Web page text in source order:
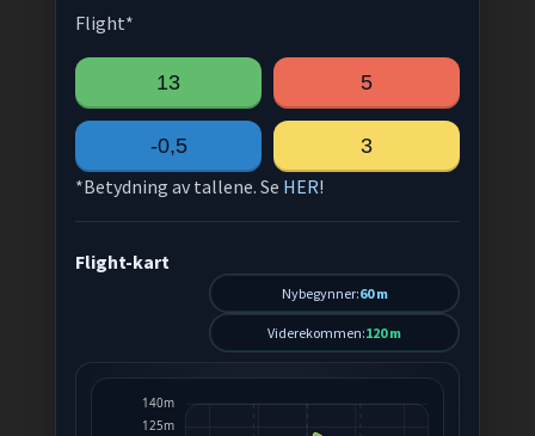
Flight*
13 5
-0,5
3
*Betydning av tallene. Se HER!
Flight-kart
Nybegynner:60 m
Viderekommen:120 m
125m
140m